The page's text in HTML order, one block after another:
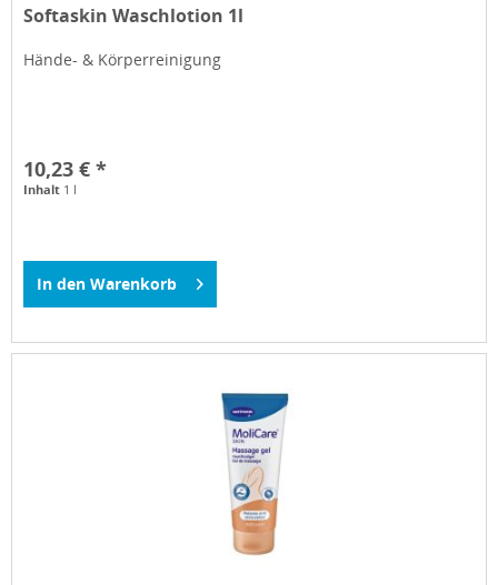
Softaskin Waschlotion 1l
Hände- & Körperreinigung
10,23 € *
Inhalt 1 l
In den Warenkorb